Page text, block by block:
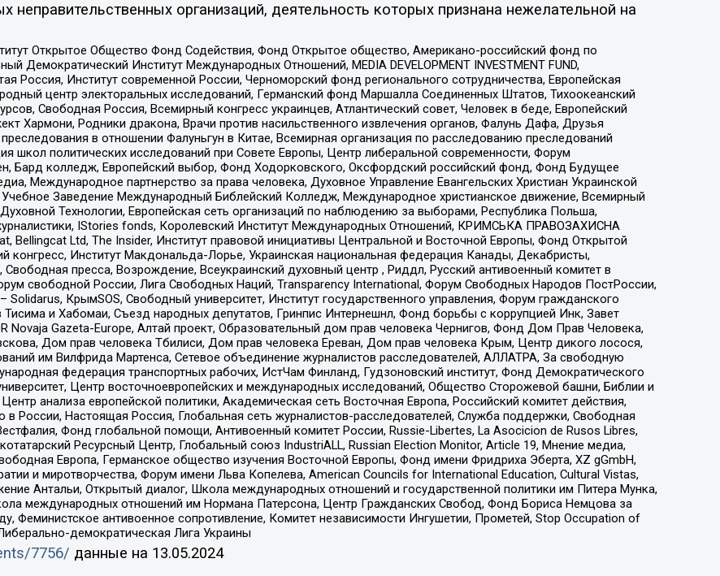
организаций, деятельность которых признана нежелательной на
Открытое Общество Фонд Содействия, Фонд Открытое общество, Американо-российский фонд по
Демократический Институт Международных Отношений, MEDIA DEVELOPMENT INVESTMENT FUND,
Россия, Институт современной России, Черноморский фонд регионального сотрудничества, Европейская
центр электоральных исследований, Германский фонд Маршалла Соединенных Штатов, Тихоокеанский
Свободная Россия, Всемирный конгресс украинцев, Атлантический совет, Человек в беде, Европейский
Хармони, Родники дракона, Врачи против насильственного извлечения органов, Фалунь Дафа, Друзья
в отношении Фалуньгун в Китае, Всемирная организация по расследованию преследований
школ политических исследований при Совете Европы, Центр либеральной современности, Форум
Бард колледж, Европейский выбор, Фонд Ходорковского, Оксфордский российский фонд, Фонд Будущее
Международное партнерство за права человека, Духовное Управление Евангельских Христиан Украинской
Заведение Международный Библейский Колледж, Международное христианское движение, Всемирный
Технологии, Европейская сеть организаций по наблюдению за выборами, Республика Польша,
IStories fonds, Королевский Институт Международных Отношений, КРИМСЬКА ПРАВОЗАХИСНА
Bellingcat Ltd, The Insider, Институт правовой инициативы Центральной и Восточной Европы, Фонд Открытой
конгресс, Институт Макдональда-Лорье, Украинская национальная федерация Канады, Декабристы,
пресса, Возрождение, Всеукраинский духовный центр , Риддл, Русский антивоенный комитет в
свободной России, Лига Свободных Наций, Transparеncy International, Форум Свободных Народов ПостРоссии,
КрымSOS, Свободный университет, Институт государственного управления, Форум гражданского
и Хабомаи, Съезд народных депутатов, Гринпис Интернешнл, Фонд борьбы с коррупцией Инк, Завет
Novaja Gazeta-Europe, Алтай проект, Образовательный дом прав человека Чернигов, Фонд Дом Прав Человека,
Дом прав человека Тбилиси, Дом прав человека Ереван, Дом прав человека Крым, Центр дикого лосося,
им Вилфрида Мартенса, Сетевое объединение журналистов расследователей, АЛЛАТРА, За свободную
федерация транспортных рабочих, ИстЧам Финланд, Гудзоновский институт, Фонд Демократического
Центр восточноевропейских и международных исследований, Общество Сторожевой башни, Библии и
анализа европейской политики, Академическая сеть Восточная Европа, Российский комитет действия,
России, Настоящая Россия, Глобальная сеть журналистов-расследователей, Служба поддержки, Свободная
Фонд глобальной помощи, Антивоенный комитет России, Russie-Libertes, La Asocicion de Rusos Libres,
Ресурсный Центр, Глобальный союз IndustriALL, Russian Election Monitor, Article 19, Мнение медиа,
Европа, Германское общество изучения Восточной Европы, Фонд имени Фридриха Эберта, XZ gGmbH,
и миротворчества, Форум имени Льва Копелева, American Councils for International Education, Cultural Vistas,
Антальи, Открытый диалог, Школа международных отношений и государственной политики им Питера Мунка,
международных отношений им Нормана Патерсона, Центр Гражданских Свобод, Фонд Бориса Немцова за
Феминистское антивоенное сопротивление, Комитет независимости Ингушетии, Прометей, Stop Occupation of
демократическая Лига Украины
7756/ данные на 13.05.2024